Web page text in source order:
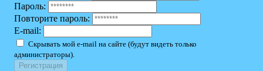
Пароль:
Повторите пароль:
E-mail:
Скрывать мой e-mail на сайте (будут видеть только
администраторы).